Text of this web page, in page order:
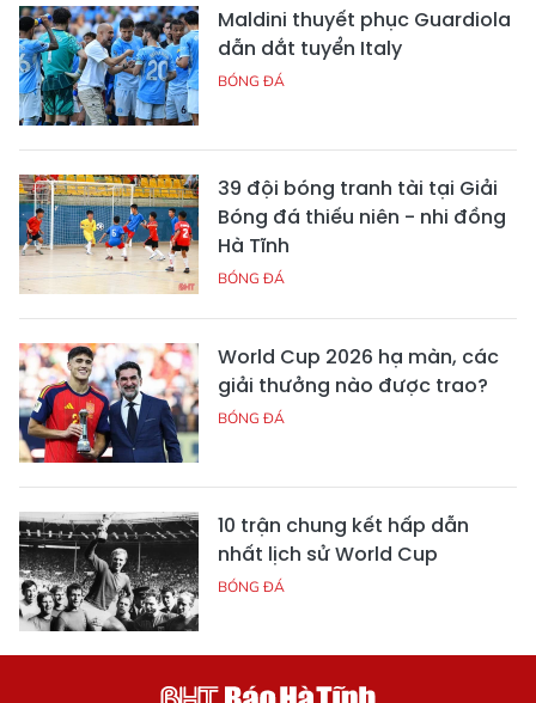
Maldini thuyết phục Guardiola
dẫn dắt tuyển Italy
BÓNG ĐÁ
39 đội bóng tranh tài tại Giải
Bóng đá thiếu niên - nhi đồng
Hà Tĩnh
BÓNG ĐÁ
World Cup 2026 hạ màn, các
giải thưởng nào được trao?
BÓNG ĐÁ
10 trận chung kết hấp dẫn
nhất lịch sử World Cup
BÓNG ĐÁ